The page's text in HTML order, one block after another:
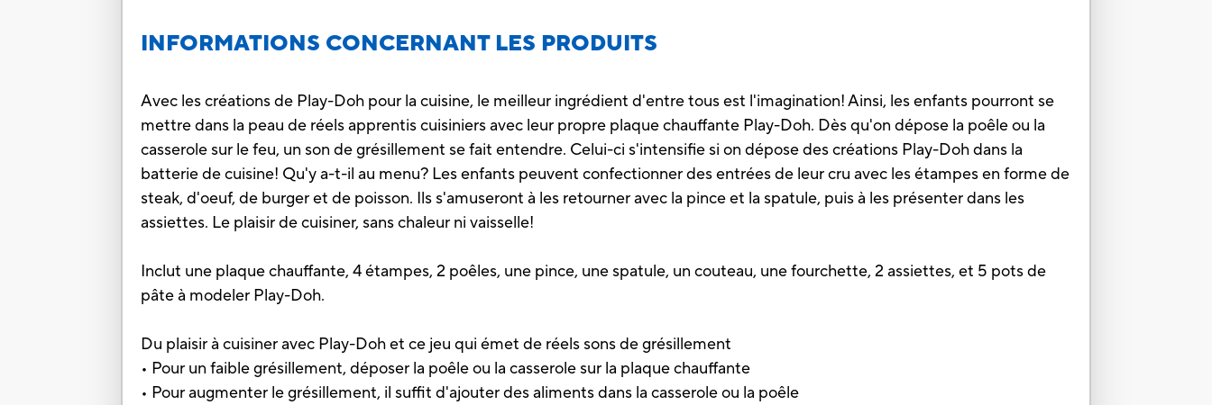
INFORMATIONS CONCERNANT LES PRODUITS
Avec les créations de Play-Doh pour la cuisine, le meilleur ingrédient d'entre tous est l'imagination! Ainsi, les enfants pourront se
mettre dans la peau de réels apprentis cuisiniers avec leur propre plaque chauffante Play-Doh. Dès qu'on dépose la poêle ou la
casserole sur le feu, un son de grésillement se fait entendre. Celui-ci s'intensifie si on dépose des créations Play-Doh dans la
batterie de cuisine! Qu'y a-t-il au menu? Les enfants peuvent confectionner des entrées de leur cru avec les étampes en forme de
steak, d'oeuf, de burger et de poisson. Ils s'amuseront à les retourner avec la pince et la spatule, puis à les présenter dans les
assiettes. Le plaisir de cuisiner, sans chaleur ni vaisselle!
Inclut une plaque chauffante, 4 étampes, 2 poêles, une pince, une spatule, un couteau, une fourchette, 2 assiettes, et 5 pots de
pâte à modeler Play-Doh.
Du plaisir à cuisiner avec Play-Doh et ce jeu qui émet de réels sons de grésillement
• Pour un faible grésillement, déposer la poêle ou la casserole sur la plaque chauffante
• Pour augmenter le grésillement, il suffit d'ajouter des aliments dans la casserole ou la poêle